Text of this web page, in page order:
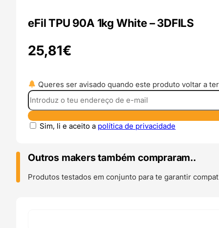
eFil TPU 90A 1kg White – 3DFILS
25,81€
Queres ser avisado quando este produto voltar a
Sim, li e aceito a política de privacidade
Outros makers também compraram..
Produtos testados em conjunto para te garantir